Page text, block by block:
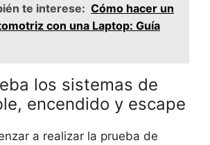
te interese: Cómo hacer un
con una Laptop: Guía
los sistemas de
encendido y escape
a realizar la prueba de